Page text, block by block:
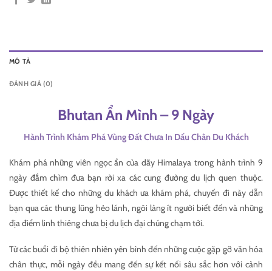
MÔ TẢ
ĐÁNH GIÁ (0)
Bhutan Ẩn Mình – 9 Ngày
Hành Trình Khám Phá Vùng Đất Chưa In Dấu Chân Du Khách
Khám phá những viên ngọc ẩn của dãy Himalaya trong hành trình 9
ngày đắm chìm đưa bạn rời xa các cung đường du lịch quen thuộc.
Được thiết kế cho những du khách ưa khám phá, chuyến đi này dẫn
bạn qua các thung lũng hẻo lánh, ngôi làng ít người biết đến và những
địa điểm linh thiêng chưa bị du lịch đại chúng chạm tới.
Từ các buổi đi bộ thiên nhiên yên bình đến những cuộc gặp gỡ văn hóa
chân thực, mỗi ngày đều mang đến sự kết nối sâu sắc hơn với cảnh